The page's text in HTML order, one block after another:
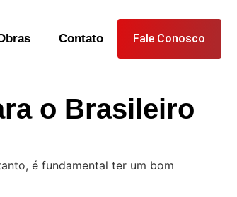
Contato Fale Conosco
o Brasileiro
é fundamental ter um bom